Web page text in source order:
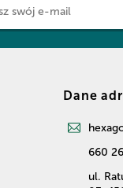
Dane
660
ul.